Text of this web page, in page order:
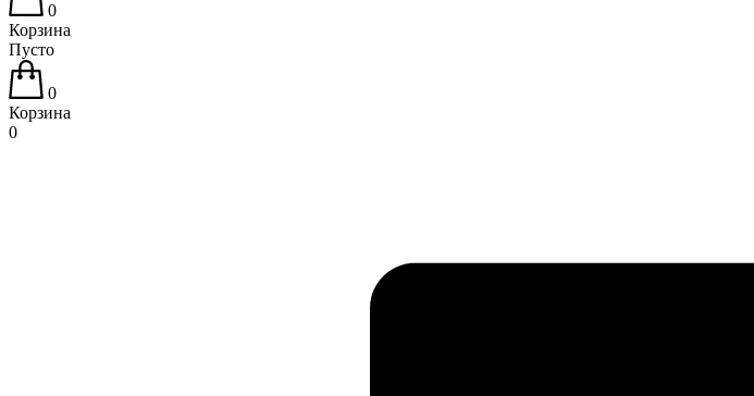
0
Корзина
Пусто
0
Корзина
0